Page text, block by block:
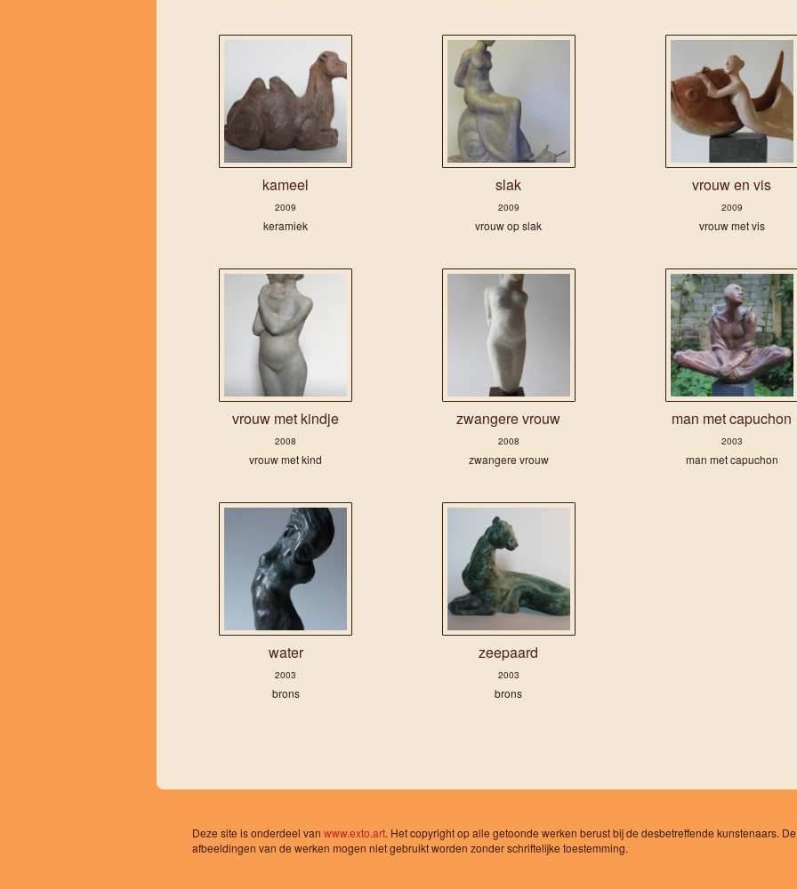
kameel
2009
keramiek
slak
2009
vrouw op slak
vrouw en vis
2009
vrouw met vis
vrouw met kindje
2008
vrouw met kind
zwangere vrouw
2008
zwangere vrouw
man met capuchon
2003
man met capuchon
water
2003
brons
zeepaard
2003
brons
Deze site is onderdeel van www.exto.art. Het copyright op alle getoonde werken berust bij de desbetreffende kunstenaars. De
afbeeldingen van de werken mogen niet gebruikt worden zonder schriftelijke toestemming.